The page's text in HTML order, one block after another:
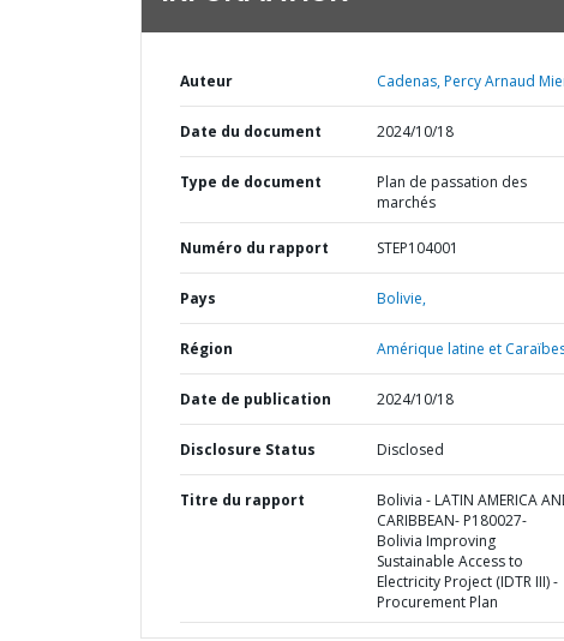
Auteur Cadenas, Percy Arnaud
Date du document 2024/10/18
Type de document
Plan de passation des
marchés
Numéro du rapport STEP104001
Pays Bolivie,
Région Amérique latine et
Date de publication 2024/10/18
Disclosure Status Disclosed
Titre du rapport
Bolivia - LATIN AMERICA
CARIBBEAN- P180027-
Bolivia Improving
Sustainable Access to
Electricity Project (IDTR III) -
Procurement Plan